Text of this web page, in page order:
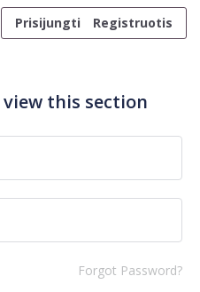
Prisijungti
Registruotis
view this section
Forgot Password?